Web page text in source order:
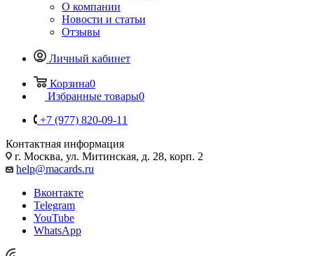
О компании
Новости и статьи
Отзывы
Личный кабинет
Корзина0
Избранные товары0
+7 (977) 820-09-11
Контактная информация
г. Москва, ул. Митинская, д. 28, корп. 2
help@macards.ru
Вконтакте
Telegram
YouTube
WhatsApp